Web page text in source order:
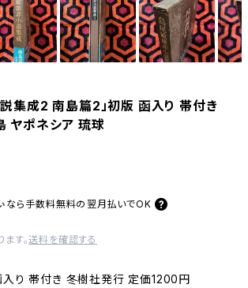
集成2 南島篇2」初版 函入り 帯付き
ヤポネシア 琉球
なら 手数料無料の 翌月払いでOK
す。送料を確認する
り 帯付き 冬樹社発行 定価1200円